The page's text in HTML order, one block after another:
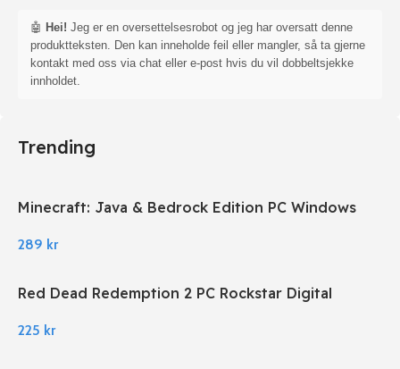
🤖 Hei! Jeg er en oversettelsesrobot og jeg har oversatt denne
produktteksten. Den kan inneholde feil eller mangler, så ta gjerne
kontakt med oss via chat eller e-post hvis du vil dobbeltsjekke
innholdet.
Trending
Minecraft: Java & Bedrock Edition PC Windows
289 kr
Red Dead Redemption 2 PC Rockstar Digital
225 kr